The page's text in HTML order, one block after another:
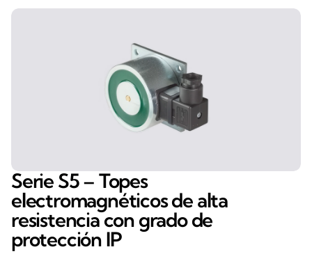
Serie S5 – Topes
electromagnéticos de alta
resistencia con grado de
protección IP